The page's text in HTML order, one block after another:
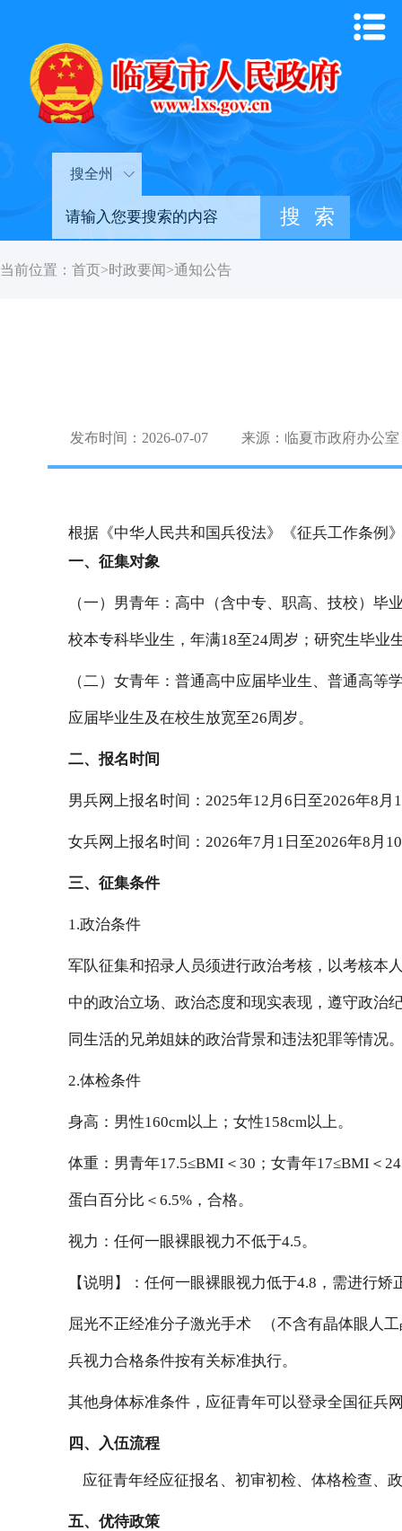
搜全州
当前位置： 首页>时政要闻 >通知公告
发布时间：2026-07-07 来源：临夏市政府办公室
根据《中华人民共和国兵役法》《征兵工作条例
一、征集对象
（一）男青年：高中（含中专、职高、技校）
校本专科毕业生，年满18至24周岁；研究生毕业
（二）女青年：普通高中应届毕业生、普通高
应届毕业生及在校生放宽至26周岁。
二、报名时间
男兵网上报名时间：2025年12月6日至2026年8月
女兵网上报名时间：2026年7月1日至2026年8月
三、征集条件
1.政治条件
军队征集和招录人员须进行政治考核，以考核本
中的政治立场、政治态度和现实表现，遵守政治
同生活的兄弟姐妹的政治背景和违法犯罪等情况
2.体检条件
身高：男性160cm以上；女性158cm以上。
体重：男青年17.5≤BMI＜30；女青年17≤BMI＜
蛋白百分比＜6.5%，合格。
视力：任何一眼裸眼视力不低于4.5。
【说明】：任何一眼裸眼视力低于4.8，需进行
屈光不正经准分子激光手术 （不含有晶体眼人
兵视力合格条件按有关标准执行。
其他身体标准条件，应征青年可以登录全国征兵
四、入伍流程
应征青年经应征报名、初审初检、体格检查、
五、优待政策